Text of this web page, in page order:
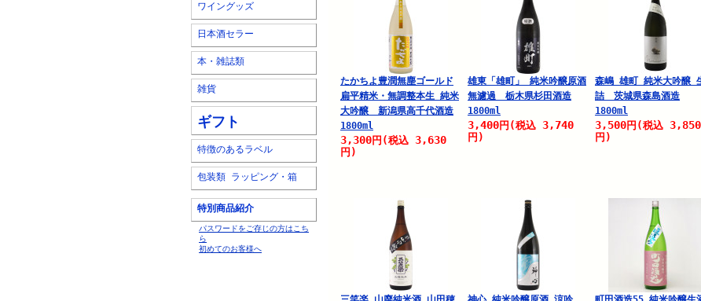
ワイングッズ
日本酒セラー
本・雑誌類
雑貨
ギフト
特徴のあるラベル
包装類 ラッピング・箱
特別商品紹介
パスワードをご存じの方はこち
ら
初めてのお客様へ
たかちよ豊潤無塵ゴールド
扁平精米・無調整本生 純米
大吟醸 新潟県高千代酒造
1800ml
3,300円 (税込 3,630
円)
雄東「雄町」 純米吟醸原酒
無濾過 栃木県杉田酒造
1800ml
3,400円 (税込 3,740
円)
森嶋 雄町 純米大吟醸
詰 茨城県森島酒造
1800ml
3,500円 (税込 3,850
円)